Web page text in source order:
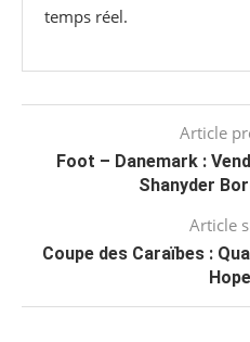
temps réel.
Article
Foot – Danemark :
Shanyder
Article
Coupe des Caraïbes :